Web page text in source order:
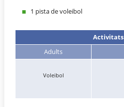
1 pista de voleibol
Activitats
Adults
Voleibol